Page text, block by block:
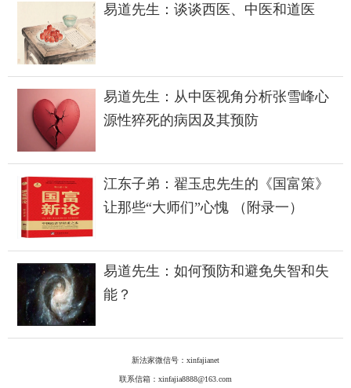
易道先生：谈谈西医、中医和道医
易道先生：从中医视角分析张雪峰心
源性猝死的病因及其预防
江东子弟：翟玉忠先生的《国富策》
让那些“大师们”心愧 （附录一）
易道先生：如何预防和避免失智和失
能？
新法家微信号：xinfajianet
联系信箱：xinfajia8888@163.com